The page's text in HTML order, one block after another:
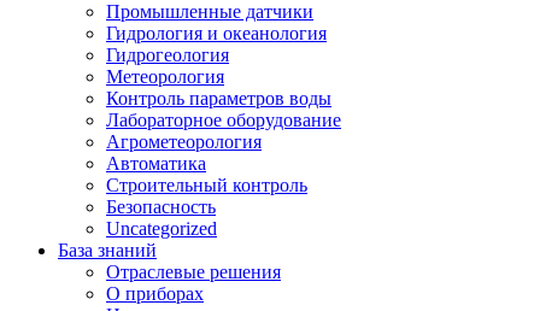
Промышленные датчики
Гидрология и океанология
Гидрогеология
Метеорология
Контроль параметров воды
Лабораторное оборудование
Агрометеорология
Автоматика
Строительный контроль
Безопасность
Uncategorized
База знаний
Отраслевые решения
О приборах